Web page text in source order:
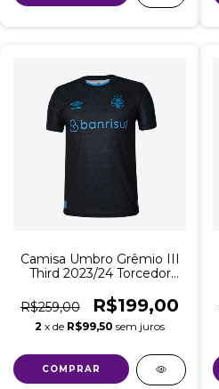
Camisa Umbro Grêmio III
Third 2023/24 Torcedor
Azul
R$259,00 R$199,00
2 x de R$99,50 sem juros
COMPRAR